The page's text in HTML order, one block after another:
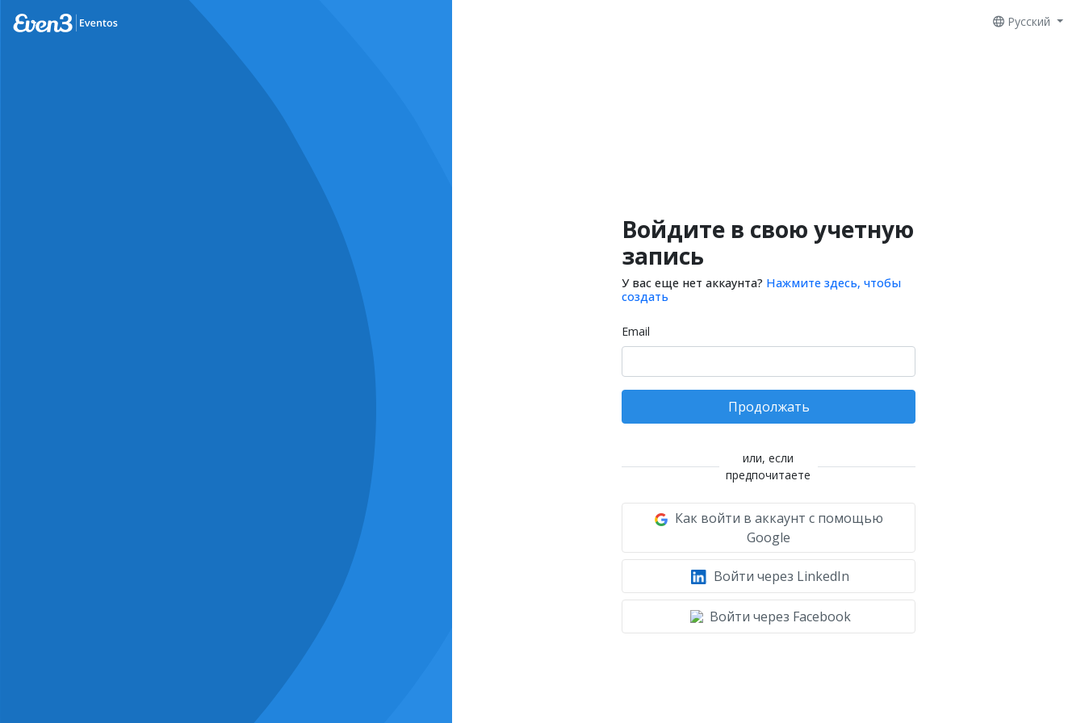
Русский
Войдите в свою учетную
запись
У вас еще нет аккаунта? Нажмите здесь, чтобы
создать
Email
Продолжать
или, если
предпочитаете
Как войти в аккаунт с помощью
Google
Войти через LinkedIn
Войти через Facebook